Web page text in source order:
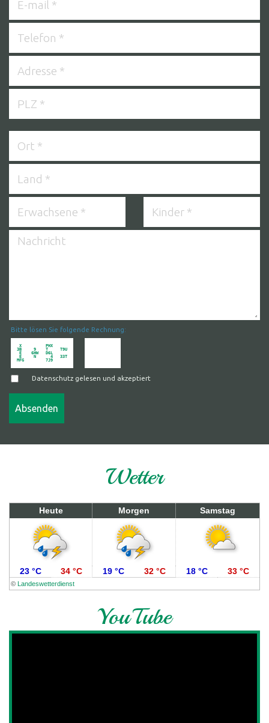
Bitte lösen Sie folgende Rechnung:
X          PHX
3B     9    T     T9U
E    6HW   D6L
E     N      4   33T
Datenschutz gelesen und akzeptiert
Wetter
Heute Morgen Samstag
© Landeswetterdienst
23 °C 34 °C 19 °C 32 °C 18 °C 33 °C
YouTube